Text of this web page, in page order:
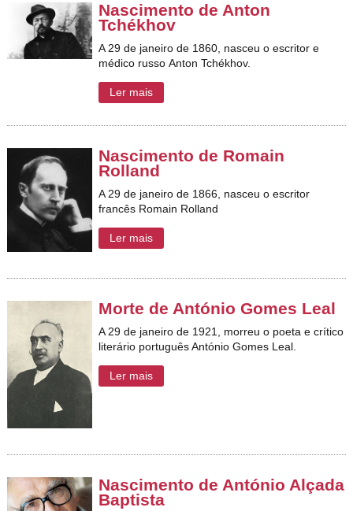
Nascimento de Anton
Tchékhov
A 29 de janeiro de 1860, nasceu o escritor e
médico russo Anton Tchékhov.
Ler mais
Nascimento de Romain
Rolland
A 29 de janeiro de 1866, nasceu o escritor
francês Romain Rolland
Ler mais
Morte de António Gomes Leal
A 29 de janeiro de 1921, morreu o poeta e crítico
literário português António Gomes Leal.
Ler mais
Nascimento de António Alçada
Baptista